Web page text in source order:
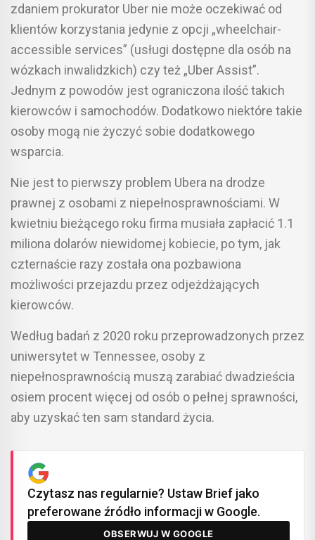
zdaniem prokurator Uber nie może oczekiwać od
klientów korzystania jedynie z opcji „wheelchair-
accessible services” (usługi dostępne dla osób na
wózkach inwalidzkich) czy też „Uber Assist”.
Jednym z powodów jest ograniczona ilość takich
kierowców i samochodów. Dodatkowo niektóre takie
osoby mogą nie życzyć sobie dodatkowego
wsparcia.
Nie jest to pierwszy problem Ubera na drodze
prawnej z osobami z niepełnosprawnościami. W
kwietniu bieżącego roku firma musiała zapłacić 1.1
miliona dolarów niewidomej kobiecie, po tym, jak
czternaście razy została ona pozbawiona
możliwości przejazdu przez odjeżdżających
kierowców.
Według badań z 2020 roku przeprowadzonych przez
uniwersytet w Tennessee, osoby z
niepełnosprawnością muszą zarabiać dwadzieścia
osiem procent więcej od osób o pełnej sprawności,
aby uzyskać ten sam standard życia.
Czytasz nas regularnie? Ustaw Brief jako
preferowane źródło informacji w Google.
OBSERWUJ W GOOGLE